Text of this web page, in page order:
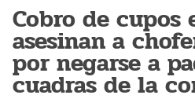
Cobro de cupos
asesinan a
por negarse a
cuadras de la